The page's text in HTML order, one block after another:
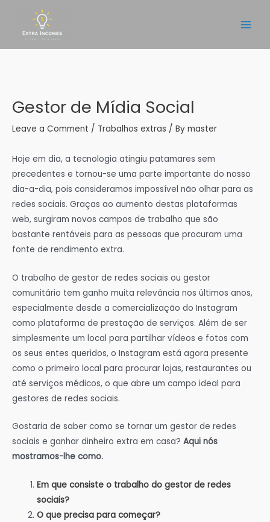
content
Gestor de Mídia Social
Leave a Comment / Trabalhos extras / By master
Hoje em dia, a tecnologia atingiu patamares sem
precedentes e tornou-se uma parte importante do nosso
dia-a-dia, pois consideramos impossível não olhar para as
redes sociais. Graças ao aumento destas plataformas
web, surgiram novos campos de trabalho que são
bastante rentáveis para as pessoas que procuram uma
fonte de rendimento extra.
O trabalho de gestor de redes sociais ou gestor
comunitário tem ganho muita relevância nos últimos anos,
especialmente desde a comercialização do Instagram
como plataforma de prestação de serviços. Além de ser
simplesmente um local para partilhar vídeos e fotos com
os seus entes queridos, o Instagram está agora presente
como o primeiro local para procurar lojas, restaurantes ou
até serviços médicos, o que abre um campo ideal para
gestores de redes sociais.
Gostaria de saber como se tornar um gestor de redes
sociais e ganhar dinheiro extra em casa? Aqui nós
mostramos-lhe como.
Em que consiste o trabalho do gestor de redes
sociais?
O que precisa para começar?